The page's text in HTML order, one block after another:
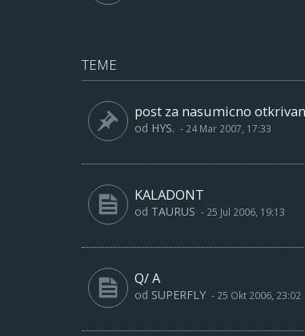
TEME
post za nasumicno
od HYS. - 24 Mar 2007, 17:33
KALADONT
od TAURUS - 25 Jul 2006, 19:13
Q/ A
od SUPERFLY - 25 Okt 2006, 23:02